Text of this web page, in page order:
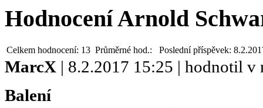
Hodnocení Arnold
Celkem hodnocení: 13 Průměrné hod.: Poslední příspěvek:
MarcX | 8.2.2017 15:25 | hodnotil
Balení